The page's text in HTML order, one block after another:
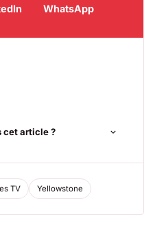
WhatsApp
cet article ?
TV Yellowstone